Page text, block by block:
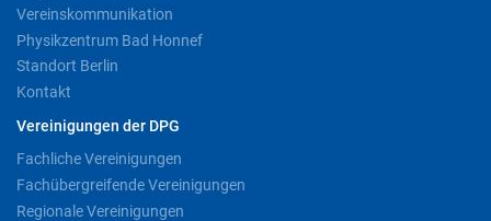
Vereinskommunikation
Physikzentrum Bad Honnef
Standort Berlin
Kontakt
Vereinigungen der DPG
Fachliche Vereinigungen
Fachübergreifende Vereinigungen
Regionale Vereinigungen